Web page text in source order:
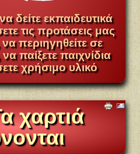
δείτε εκπαιδευτικά
τις προτάσεις μας
περιηγηθείτε σε
παίξετε παιχνίδια
χρήσιμο υλικό
χαρτιά